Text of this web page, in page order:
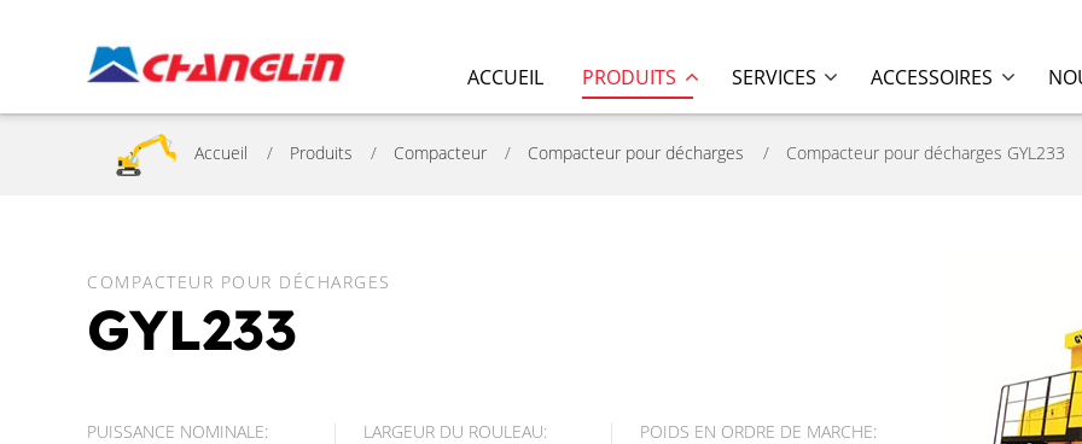
ACCUEIL PRODUITS SERVICES ACCESSOIRES
Accueil Produits Compacteur Compacteur pour décharges Compacteur pour décharges GYL233
COMPACTEUR POUR DÉCHARGES
GYL233
PUISSANCE NOMINALE: LARGEUR DU ROULEAU: POIDS EN ORDRE DE MARCHE: